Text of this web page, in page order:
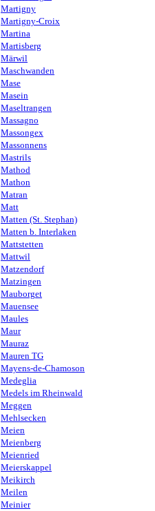
Martigny
Martigny-Croix
Martina
Martisberg
Märwil
Maschwanden
Mase
Masein
Maseltrangen
Massagno
Massongex
Massonnens
Mastrils
Mathod
Mathon
Matran
Matt
Matten (St. Stephan)
Matten b. Interlaken
Mattstetten
Mattwil
Matzendorf
Matzingen
Mauborget
Mauensee
Maules
Maur
Mauraz
Mauren TG
Mayens-de-Chamoson
Medeglia
Medels im Rheinwald
Meggen
Mehlsecken
Meien
Meienberg
Meienried
Meierskappel
Meikirch
Meilen
Meinier